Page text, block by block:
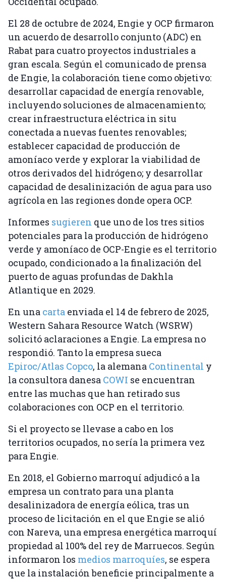
El 28 de octubre de 2024, Engie y OCP firmaron
un acuerdo de desarrollo conjunto (ADC) en
Rabat para cuatro proyectos industriales a
gran escala. Según el comunicado de prensa
de Engie, la colaboración tiene como objetivo:
desarrollar capacidad de energía renovable,
incluyendo soluciones de almacenamiento;
crear infraestructura eléctrica in situ
conectada a nuevas fuentes renovables;
establecer capacidad de producción de
amoníaco verde y explorar la viabilidad de
otros derivados del hidrógeno; y desarrollar
capacidad de desalinización de agua para uso
agrícola en las regiones donde opera OCP.
Informes sugieren que uno de los tres sitios
potenciales para la producción de hidrógeno
verde y amoníaco de OCP-Engie es el territorio
ocupado, condicionado a la finalización del
puerto de aguas profundas de Dakhla
Atlantique en 2029.
En una carta enviada el 14 de febrero de 2025,
Western Sahara Resource Watch (WSRW)
solicitó aclaraciones a Engie. La empresa no
respondió. Tanto la empresa sueca
Epiroc/Atlas Copco, la alemana Continental y
la consultora danesa COWI se encuentran
entre las muchas que han retirado sus
colaboraciones con OCP en el territorio.
Si el proyecto se llevase a cabo en los
territorios ocupados, no sería la primera vez
para Engie.
En 2018, el Gobierno marroquí adjudicó a la
empresa un contrato para una planta
desalinizadora de energía eólica, tras un
proceso de licitación en el que Engie se alió
con Nareva, una empresa energética marroquí
propiedad al 100% del rey de Marruecos. Según
informaron los medios marroquíes, se espera
que la instalación beneficie principalmente a